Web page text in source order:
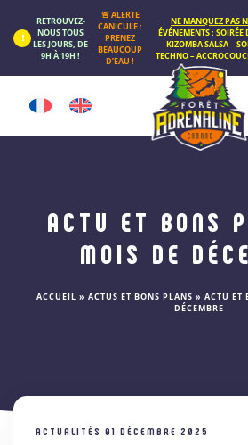
RETROUVEZ-
NOUS TOUS
LES JOURS, DE
9H À 19H !
🚨 ALERTE
CANICULE :
PRENEZ
BEAUCOUP
D’EAU !
NE MANQUEZ PAS
ÉVÉNEMENTS: SOIRÉE
KIZOMBA SALSA –
TECHNO –
ACTU ET BONS
MOIS DE
ACCUEIL » ACTUS ET BONS PLANS » ACTU ET
DÉCEMBRE
ACTUALITÉS 01 DÉCEMBRE 2025
Panneau de gestion des cookies